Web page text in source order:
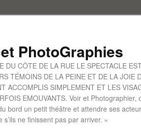
PhotoGraphies
DU CÔTE DE LA RUE LE SPECTACLE
TÉMOINS DE LA PEINE ET DE LA JOIE
ACCOMPLIS SIMPLEMENT ET LES
EMOUVANTS. Voir et Photographier,
bord un petit théâtre et attendre ses
ne finissent pas par arriver. »